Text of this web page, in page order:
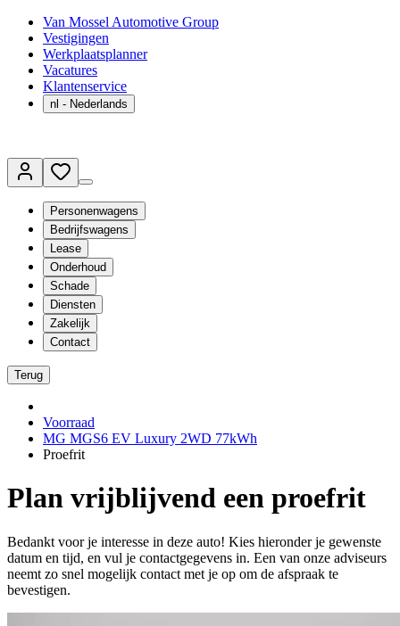
Van Mossel Automotive Group
Vestigingen
Werkplaatsplanner
Vacatures
Klantenservice
nl - Nederlands
Personenwagens
Bedrijfswagens
Lease
Onderhoud
Schade
Diensten
Zakelijk
Contact
Terug
Voorraad
MG MGS6 EV Luxury 2WD 77kWh
Proefrit
Plan vrijblijvend een proefrit
Bedankt voor je interesse in deze auto! Kies hieronder je gewenste
datum en tijd, en vul je contactgegevens in. Een van onze adviseurs
neemt zo snel mogelijk contact met je op om de afspraak te
bevestigen.